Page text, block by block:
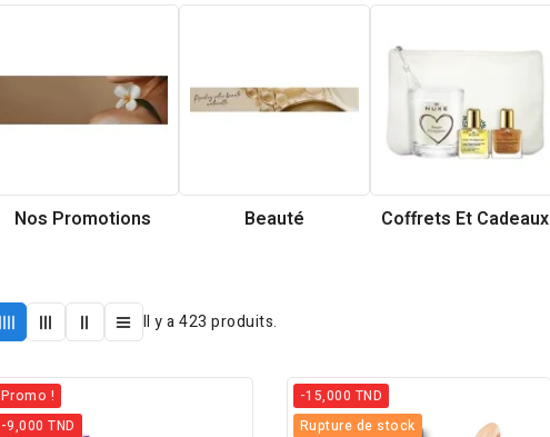
Nos Promotions Beauté Coffrets Et Cadeaux
Il y a 423 produits.
Promo !
-9,000 TND
-15,000 TND
Rupture de stock